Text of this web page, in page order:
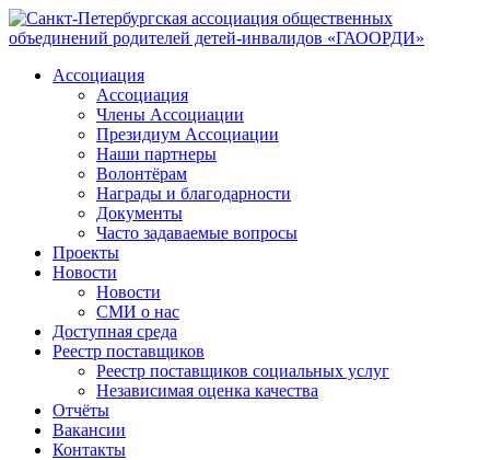
Ассоциация
Ассоциация
Члены Ассоциации
Президиум Ассоциации
Наши партнеры
Волонтёрам
Награды и благодарности
Документы
Часто задаваемые вопросы
Проекты
Новости
Новости
СМИ о нас
Доступная среда
Реестр поставщиков
Реестр поставщиков социальных услуг
Независимая оценка качества
Отчёты
Вакансии
Контакты